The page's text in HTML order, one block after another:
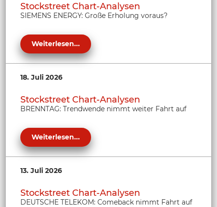
Stockstreet Chart-Analysen
SIEMENS ENERGY: Große Erholung voraus?
Weiterlesen...
18. Juli 2026
Stockstreet Chart-Analysen
BRENNTAG: Trendwende nimmt weiter Fahrt auf
Weiterlesen...
13. Juli 2026
Stockstreet Chart-Analysen
DEUTSCHE TELEKOM: Comeback nimmt Fahrt auf